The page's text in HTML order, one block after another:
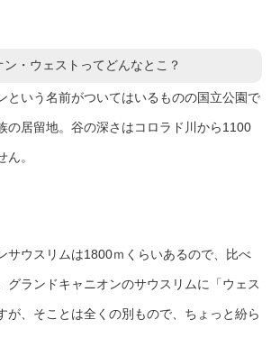
・ウェストってどんなとこ？
という名前がついてはいるものの国立公園で
の居留地。谷の深さはコロラド川から1100
。
サウスリムは1800ｍくらいあるので、比べ
グランドキャニオンのサウスリムに「ウェス
が、そことは全くの別もので、ちょっと紛ら